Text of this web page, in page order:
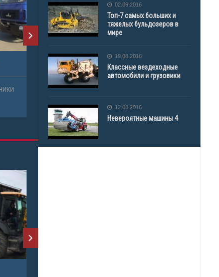
02.09.2016
Топ-7 самых больших и
тяжелых бульдозеров в
мире
19.08.2016
Классные вездеходные
автомобили и грузовики
12.08.2016
Невероятные машины 4